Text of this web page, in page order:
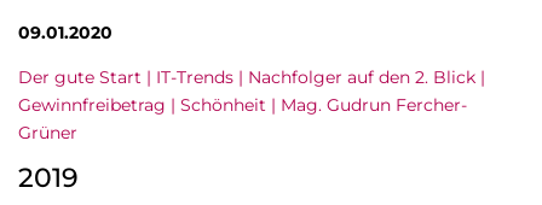
09.01.2020
Der gute Start | IT-Trends | Nachfolger auf den 2. Blick |
Gewinnfreibetrag | Schönheit | Mag. Gudrun Fercher-
Grüner
2019